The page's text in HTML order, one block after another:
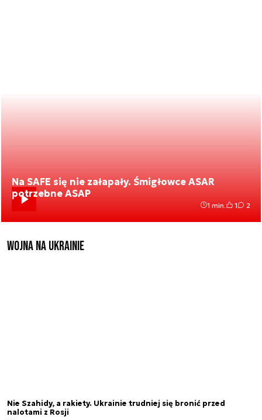
Na SAFE się nie załapały. Śmigłowce ASAR
potrzebne ASAP
1 min. 1 2
Wojna na Ukrainie
Nie Szahidy, a rakiety. Ukrainie trudniej się bronić przed
nalotami z Rosji